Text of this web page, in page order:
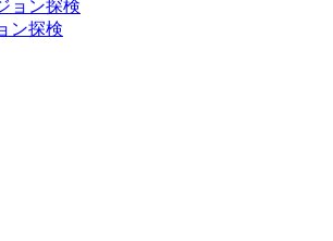
ン探検